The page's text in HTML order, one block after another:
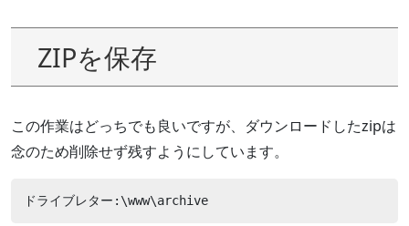
ZIPを保存
この作業はどっちでも良いですが、ダウンロードしたzipは
念のため削除せず残すようにしています。
ドライブレター:\www\archive